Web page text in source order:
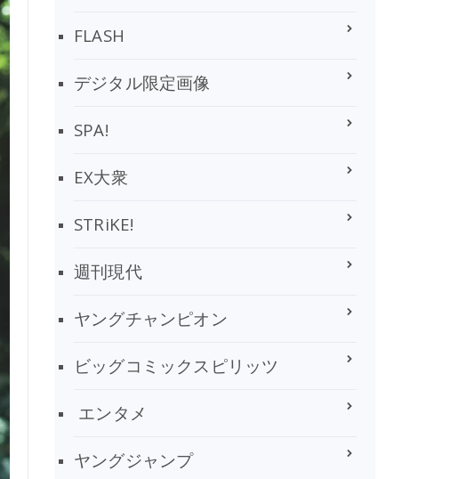
FLASH
デジタル限定画像
SPA!
EX大衆
STRiKE!
週刊現代
ヤングチャンピオン
ビッグコミックスピリッツ
エンタメ
ヤングジャンプ